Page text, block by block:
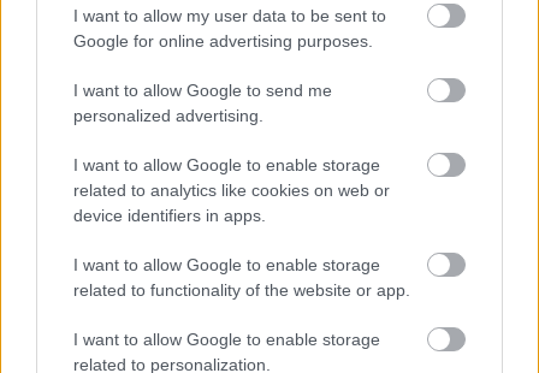
I want to allow my user data to be sent to
Google for online advertising purposes.
I want to allow Google to send me
personalized advertising.
I want to allow Google to enable storage
related to analytics like cookies on web or
device identifiers in apps.
I want to allow Google to enable storage
related to functionality of the website or app.
I want to allow Google to enable storage
related to personalization.
AZ EMBERSÉG ÜNNEPE
„AZ EMBERT EMBERRÉ TETTE…” – VASÁRNAP